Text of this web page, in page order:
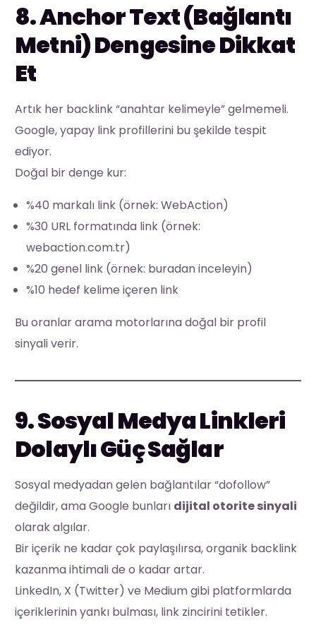
8. Anchor Text (Bağlantı
Metni) Dengesine Dikkat
Et
Artık her backlink “anahtar kelimeyle” gelmemeli.
Google, yapay link profillerini bu şekilde tespit
ediyor.
Doğal bir denge kur:
%40 markalı link (örnek: WebAction)
%30 URL formatında link (örnek:
webaction.com.tr)
%20 genel link (örnek: buradan inceleyin)
%10 hedef kelime içeren link
Bu oranlar arama motorlarına doğal bir profil
sinyali verir.
9. Sosyal Medya Linkleri
Dolaylı Güç Sağlar
Sosyal medyadan gelen bağlantılar “dofollow”
değildir, ama Google bunları dijital otorite sinyali
olarak algılar.
Bir içerik ne kadar çok paylaşılırsa, organik backlink
kazanma ihtimali de o kadar artar.
LinkedIn, X (Twitter) ve Medium gibi platformlarda
içeriklerinin yankı bulması, link zincirini tetikler.